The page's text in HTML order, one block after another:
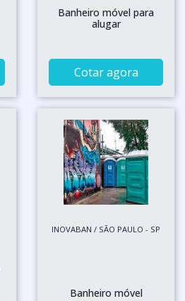
Banheiro móvel para
alugar
Cotar agora
INOVABAN / SÃO PAULO - SP
Banheiro móvel